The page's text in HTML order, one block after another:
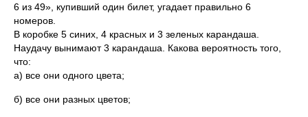
6 из 49», купивший один билет, угадает правильно 6
номеров.
В коробке 5 синих, 4 красных и 3 зеленых карандаша.
Наудачу вынимают 3 карандаша. Какова вероятность того,
что:
а) все они одного цвета;
б) все они разных цветов;